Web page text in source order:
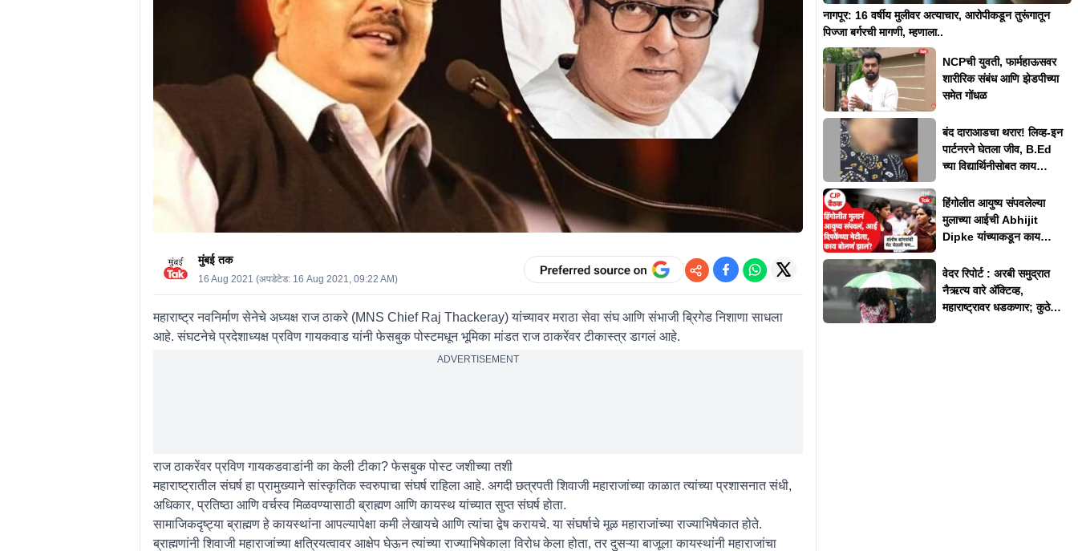
मुंबई तक
16 Aug 2021 (अपडेटेड: 16 Aug 2021, 09:22 AM)
महाराष्ट्र नवनिर्माण सेनेचे अध्यक्ष राज ठाकरे (MNS Chief Raj Thackeray) यांच्यावर मराठा सेवा संघ आणि संभाजी ब्रिगेड निशाणा साधला
आहे. संघटनेचे प्रदेशाध्यक्ष प्रविण गायकवाड यांनी फेसबुक पोस्टमधून भूमिका मांडत राज ठाकरेंवर टीकास्त्र डागलं आहे.
ADVERTISEMENT
राज ठाकरेंवर प्रविण गायकडवाडांनी का केली टीका? फेसबुक पोस्ट जशीच्या तशी
महाराष्ट्रातील संघर्ष हा प्रामुख्याने सांस्कृतिक स्वरुपाचा संघर्ष राहिला आहे. अगदी छत्रपती शिवाजी महाराजांच्या काळात त्यांच्या प्रशासनात संधी,
अधिकार, प्रतिष्ठा आणि वर्चस्व मिळवण्यासाठी ब्राह्मण आणि कायस्थ यांच्यात सुप्त संघर्ष होता.
सामाजिकदृष्ट्या ब्राह्मण हे कायस्थांना आपल्यापेक्षा कमी लेखायचे आणि त्यांचा द्वेष करायचे. या संघर्षाचे मूळ महाराजांच्या राज्याभिषेकात होते.
ब्राह्मणांनी शिवाजी महाराजांच्या क्षत्रियत्वावर आक्षेप घेऊन त्यांच्या राज्याभिषेकाला विरोध केला होता, तर दुसऱ्या बाजूला कायस्थांनी महाराजांचा
नागपूर: 16 वर्षीय मुलीवर अत्याचार, आरोपीकडून तुरूंगातून
पिज्जा बर्गरची मागणी, म्हणाला..
NCPची युवती, फार्महाऊसवर
शारीरिक संबंध आणि झेडपीच्या
समेत गोंधळ
बंद दाराआडचा थरार! लिव्ह-इन
पार्टनरने घेतला जीव, B.Ed
च्या विद्यार्थिनीसोबत काय
हिंगोलीत आयुष्य संपवलेल्या
मुलाच्या आईची Abhijit
Dipke यांच्याकडून काय
वेदर रिपोर्ट : अरबी समुद्रात
नैऋत्य वारे अ‍ॅक्टिव्ह,
महाराष्ट्रावर धडकणार; कुठे